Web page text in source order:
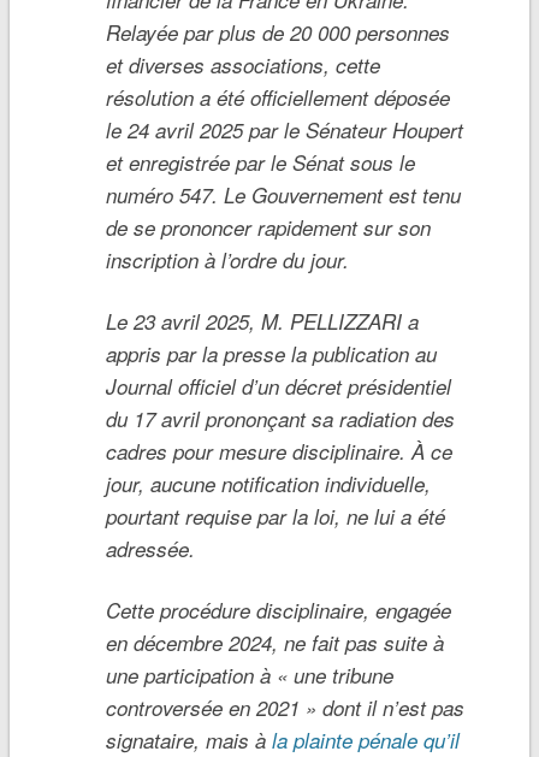
Relayée par plus de 20 000 personnes
et diverses associations, cette
résolution a été officiellement déposée
le 24 avril 2025 par le Sénateur Houpert
et enregistrée par le Sénat sous le
numéro 547. Le Gouvernement est tenu
de se prononcer rapidement sur son
inscription à l’ordre du jour.
Le 23 avril 2025, M. PELLIZZARI a
appris par la presse la publication au
Journal officiel d’un décret présidentiel
du 17 avril prononçant sa radiation des
cadres pour mesure disciplinaire. À ce
jour, aucune notification individuelle,
pourtant requise par la loi, ne lui a été
adressée.
Cette procédure disciplinaire, engagée
en décembre 2024, ne fait pas suite à
une participation à « une tribune
controversée en 2021 » dont il n’est pas
signataire, mais à la plainte pénale qu’il